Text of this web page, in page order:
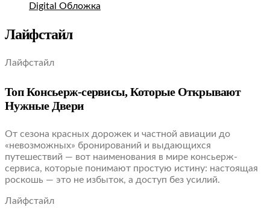
Digital Обложка
Лайфстайл
Лайфстайл
Топ Консьерж-сервисы, Которые Открывают
Нужные Двери
От сезона красных дорожек и частной авиации до
«невозможных» бронирований и выдающихся
путешествий — вот наименования в мире консьерж-
сервиса, которые понимают простую истину: настоящая
роскошь — это не избыток, а доступ без усилий.
Лайфстайл